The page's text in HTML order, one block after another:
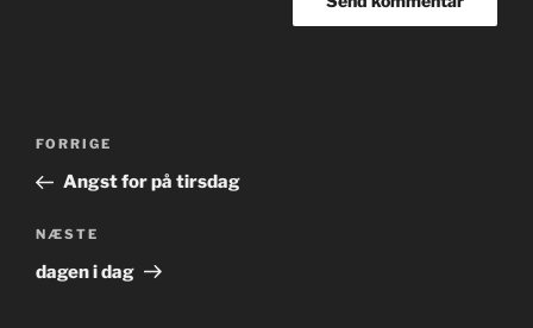
Indlægsnavigation
Forrige
indlæg
FORRIGE
Angst for på tirsdag
Næste
indlæg
NÆSTE
dagen i dag